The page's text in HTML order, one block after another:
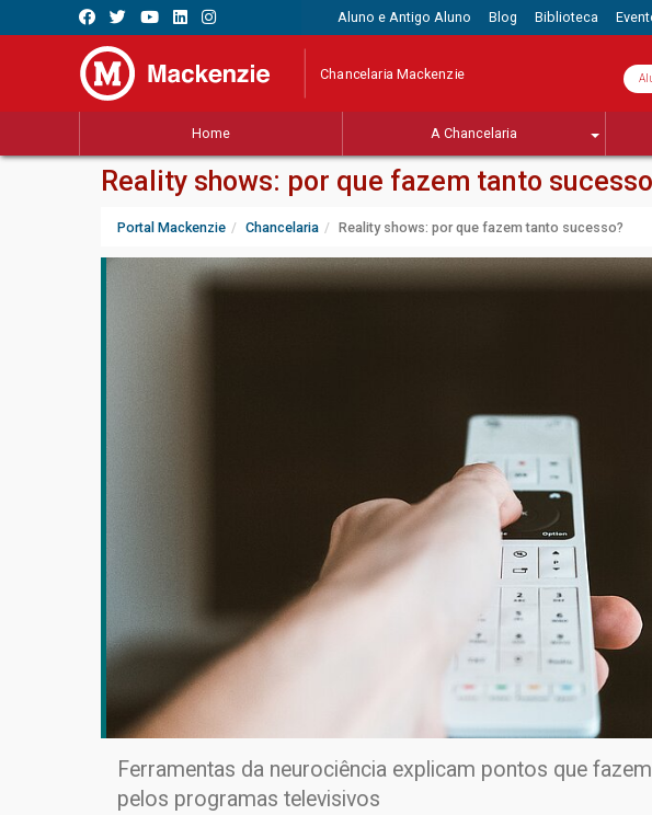
Aluno e Antigo Aluno Blog Biblioteca
Chancelaria Mackenzie
Home A Chancelaria
Reality shows: por que fazem tanto
Portal Mackenzie Chancelaria Reality shows: por que fazem tanto sucesso?
Ferramentas da neurociência explicam pontos que
pelos programas televisivos